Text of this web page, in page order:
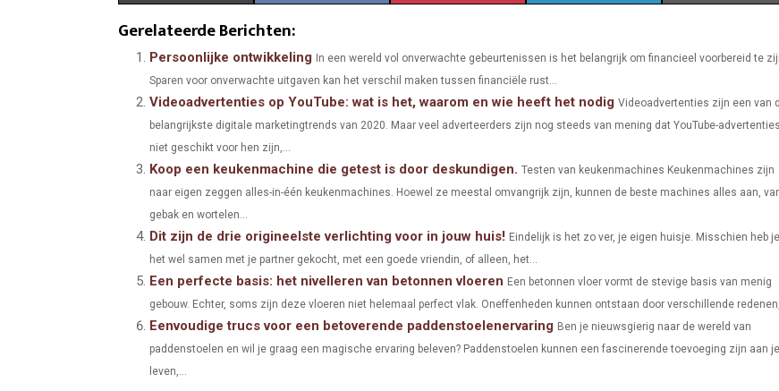
R
O
R R
A
Gerelateerde Berichten:
Persoonlijke ontwikkeling In een wereld vol onverwachte gebeurtenissen is het belangrijk om financieel voorbereid te
Sparen voor onverwachte uitgaven kan het verschil maken tussen financiële rust...
Videoadvertenties op YouTube: wat is het, waarom en wie heeft het nodig Videoadvertenties zijn een van
belangrijkste digitale marketingtrends van 2020. Maar veel adverteerders zijn nog steeds van mening dat YouTube-advertenties
niet geschikt voor hen zijn,...
Koop een keukenmachine die getest is door deskundigen. Testen van keukenmachines Keukenmachines zijn
naar eigen zeggen alles-in-één keukenmachines. Hoewel ze meestal omvangrijk zijn, kunnen de beste machines alles aan,
gebak en wortelen...
Dit zijn de drie origineelste verlichting voor in jouw huis! Eindelijk is het zo ver, je eigen huisje. Misschien heb je
het wel samen met je partner gekocht, met een goede vriendin, of alleen, het...
Een perfecte basis: het nivelleren van betonnen vloeren Een betonnen vloer vormt de stevige basis van menig
gebouw. Echter, soms zijn deze vloeren niet helemaal perfect vlak. Oneffenheden kunnen ontstaan door verschillende
Eenvoudige trucs voor een betoverende paddenstoelenervaring Ben je nieuwsgierig naar de wereld van
paddenstoelen en wil je graag een magische ervaring beleven? Paddenstoelen kunnen een fascinerende toevoeging zijn aan je
leven,...